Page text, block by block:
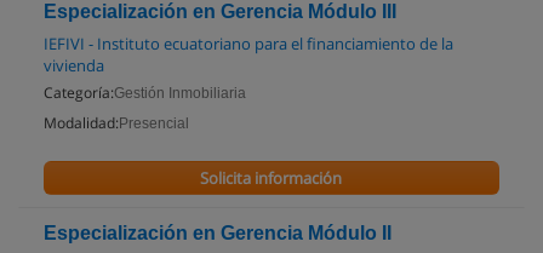
Especialización en Gerencia Módulo III
IEFIVI - Instituto ecuatoriano para el financiamiento de la
vivienda
Categoría:Gestión Inmobiliaria
Modalidad: Presencial
Solicita información
Especialización en Gerencia Módulo II